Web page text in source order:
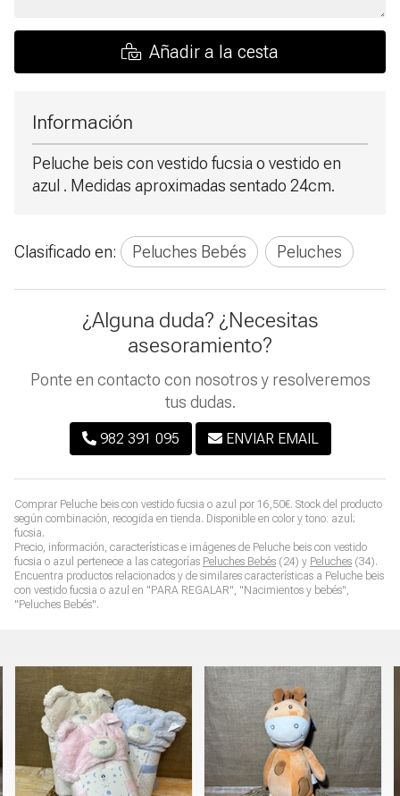
Añadir a la cesta
Comprar Peluche beis con vestido fucsia o azul por 16,50€. Stock del producto
según combinación, recogida en tienda. Disponible en color y tono: azul;
fucsia.
Precio, información, características e imágenes de Peluche beis con vestido
fucsia o azul pertenece a las categorías Peluches Bebés (24) y Peluches (34).
Encuentra productos relacionados y de similares características a Peluche beis
con vestido fucsia o azul en "PARA REGALAR", "Nacimientos y bebés",
"Peluches Bebés".
Información
Peluche beis con vestido fucsia o vestido en
azul . Medidas aproximadas sentado 24cm.
Clasificado en: Peluches Bebés Peluches
¿Alguna duda? ¿Necesitas
asesoramiento?
Ponte en contacto con nosotros y resolveremos
tus dudas.
982 391 095 ENVIAR EMAIL